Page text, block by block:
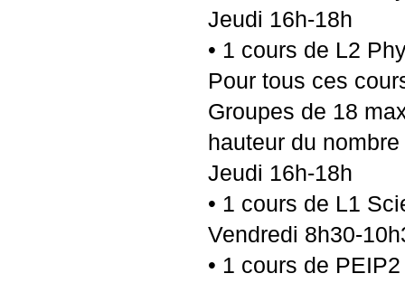
Jeudi 16h-18h
• 1 cours de L2
Pour tous ces
Groupes de 18
hauteur du
Jeudi 16h-18h
• 1 cours de L1
Vendredi 8h30-
• 1 cours de PEIP2